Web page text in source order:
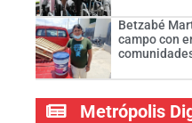
Betzabé
campo con
Metrópolis